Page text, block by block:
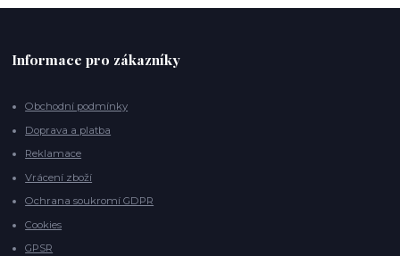
Informace pro zákazníky
Obchodní podmínky
Doprava a platba
Reklamace
Vrácení zboží
Ochrana soukromí GDPR
Cookies
GPSR